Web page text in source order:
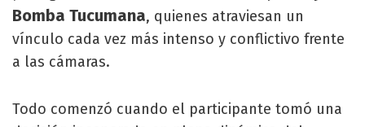
Bomba Tucumana, quienes atraviesan un
vínculo cada vez más intenso y conflictivo frente
a las cámaras.
Todo comenzó cuando el participante tomó una